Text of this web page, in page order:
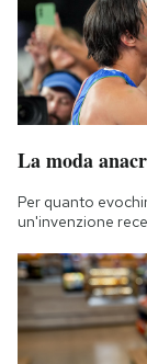
La moda
Per quanto
un'invenzione